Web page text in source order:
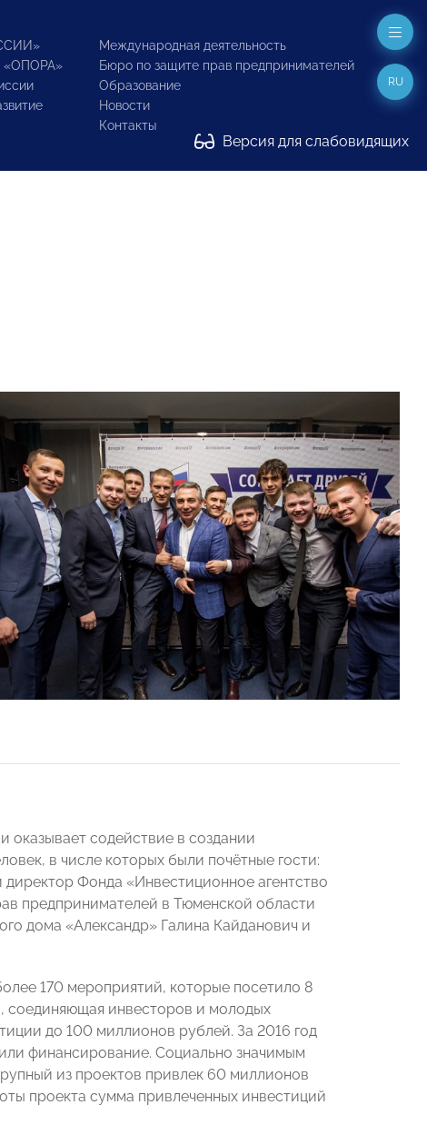
«ОПОРА»
Международная деятельность
Бюро по защите прав предпринимателей
Образование
Новости
Контакты
Версия для слабовидящих
RU
оказывает содействие в создании
в числе которых были почётные гости:
Фонда «Инвестиционное агентство
предпринимателей в Тюменской области
дома «Александр» Галина Кайданович и
170 мероприятий, которые посетило 8
соединяющая инвесторов и молодых
до 100 миллионов рублей. За 2016 год
финансирование. Социально значимым
из проектов привлек 60 миллионов
проекта сумма привлеченных инвестиций